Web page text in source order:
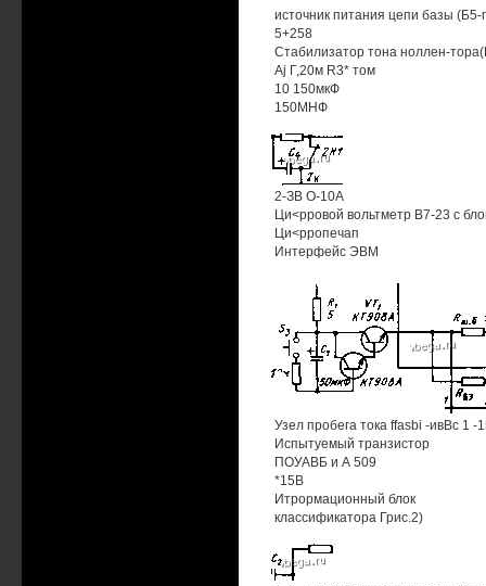
источник питания цепи базы (Б5-
5+258
Стабилизатор тона ноллен-
Aj Г,20м R3* том
10 150мкФ
150МНФ
2-ЗВ О-10А
Ци<рровой вольтметр В7-23 с
Ци<рропечап
Интерфейс ЭВМ
Узел пробега тока ffasbi -ивВс 1 -
Испытуемый транзистор
ПОУАВБ и А 509
*15В
Итрормационный блок
классификатора Грис.2)